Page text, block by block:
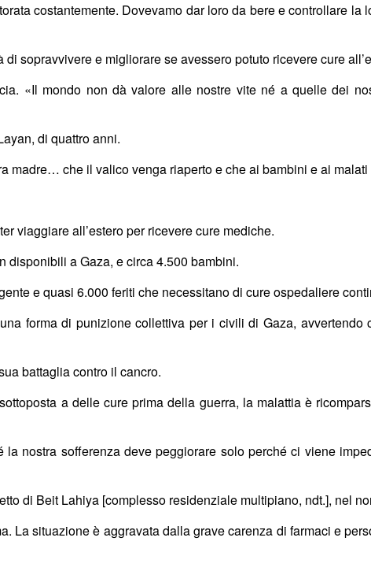
costantemente. Dovevamo dar loro da bere e controllare
sopravvivere e migliorare se avessero potuto ricevere cure
«Il mondo non dà valore alle nostre vite né a quelle dei
di quattro anni.
madre… che il valico venga riaperto e che ai bambini e ai
viaggiare all’estero per ricevere cure mediche.
disponibili a Gaza, e circa 4.500 bambini.
e quasi 6.000 feriti che necessitano di cure ospedaliere
forma di punizione collettiva per i civili di Gaza, avvertendo
battaglia contro il cancro.
a delle cure prima della guerra, la malattia è
la nostra sofferenza deve peggiorare solo perchéci viene
di Beit Lahiya [complesso residenziale multipiano, ndt.], nel
situazione è aggravata dalla grave carenza di farmaci e